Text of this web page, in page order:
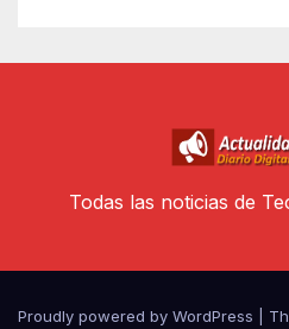
Todas las noticias de
Proudly powered by WordPress